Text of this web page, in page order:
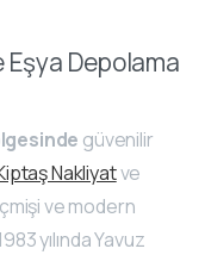
Eşya Depolama
güvenilir
Nakliyatve
ve modern
yılında Yavuz